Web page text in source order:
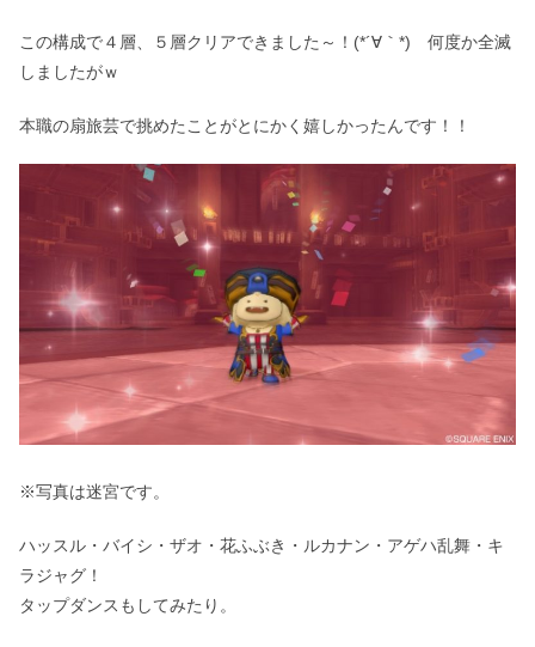
この構成で４層、５層クリアできました～！(*´∀｀*) 何度か全滅
しましたがｗ
本職の扇旅芸で挑めたことがとにかく嬉しかったんです！！
※写真は迷宮です。
ハッスル・バイシ・ザオ・花ふぶき・ルカナン・アゲハ乱舞・キ
ラジャグ！
タップダンスもしてみたり。